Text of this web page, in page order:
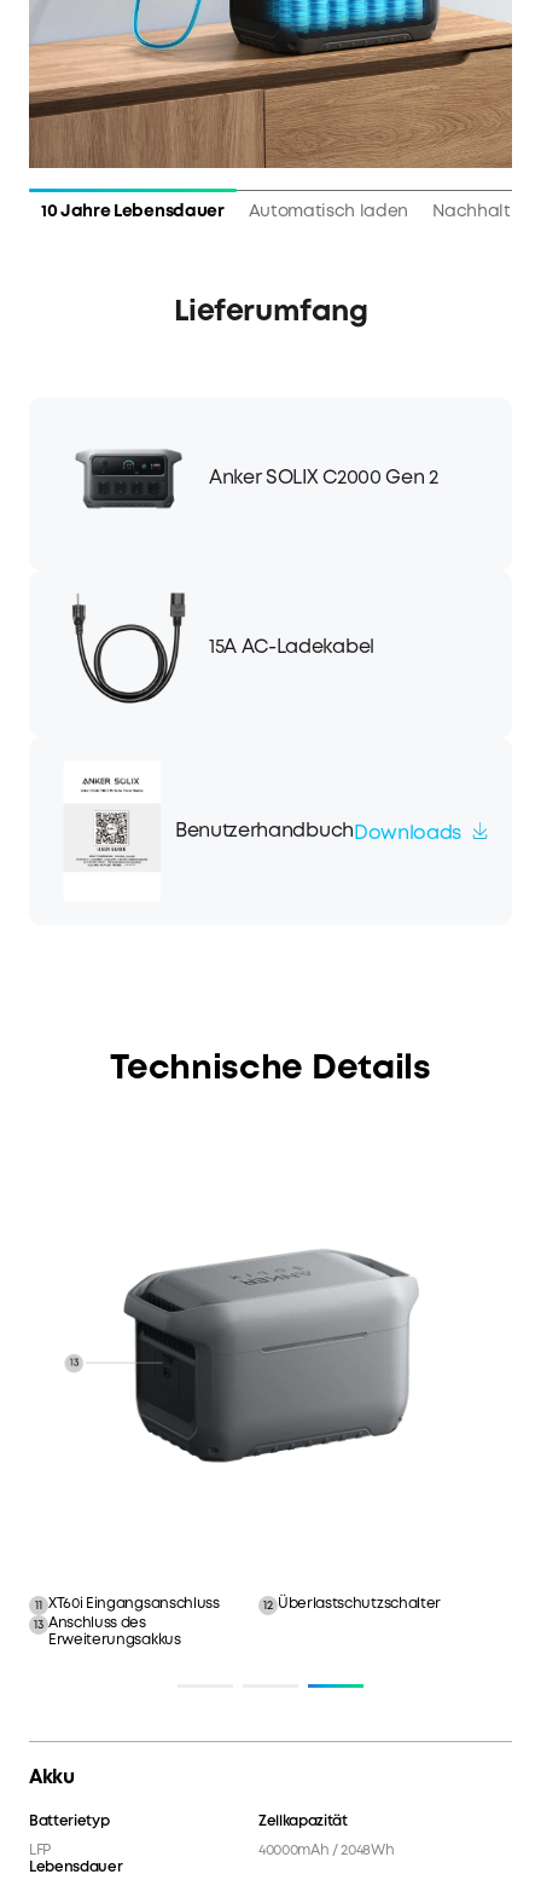
10 Jahre Lebensdauer Automatisch laden Nachhaltig
Lieferumfang
Anker SOLIX C2000 Gen 2
15A AC-Ladekabel
Benutzerhandbuch Downloads
Technische Details
LCD-Bildschirm 2 Kfz-Steckdose
3 DC-Buchsenknopf
AC-Ausgangsanschlüsse
Akku
Batterietyp
LFP
Zellkapazität
40000mAh / 2048Wh
Lebensdauer